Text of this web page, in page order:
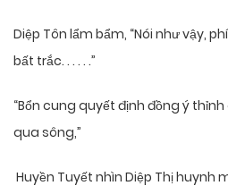
Diệp Tôn lẩm bẩm, “Nói như vậy,
bất trắc. . . . . .”
“Bổn cung quyết định đồng ý
qua sông,”
Huyền Tuyết nhìn Diệp Thị huynh